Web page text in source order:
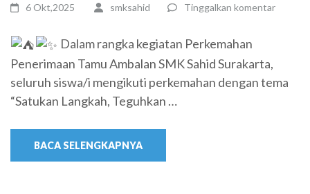
6 Okt,2025 smksahid Tinggalkan komentar
Dalam rangka kegiatan Perkemahan
Penerimaan Tamu Ambalan SMK Sahid Surakarta,
seluruh siswa/i mengikuti perkemahan dengan tema
“Satukan Langkah, Teguhkan …
BACA SELENGKAPNYA